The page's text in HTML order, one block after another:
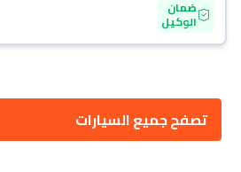
ضمان
الوكيل
تصفح جميع السيارات